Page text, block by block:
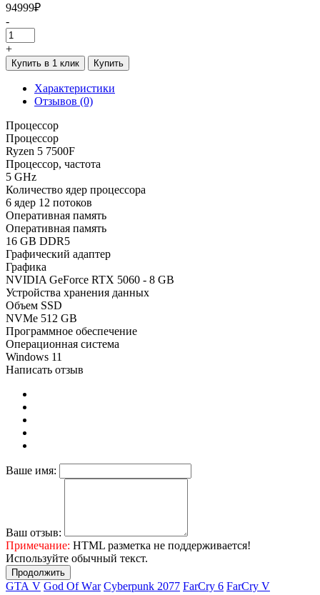
94999₽
-
+
Купить в 1 клик Купить
Характеристики
Отзывов (0)
Процессор
Процессор
Ryzen 5 7500F
Процессор, частота
5 GHz
Количество ядер процессора
6 ядер 12 потоков
Оперативная память
Оперативная память
16 GB DDR5
Графический адаптер
Графика
NVIDIA GeForce RTX 5060 - 8 GB
Устройства хранения данных
Объем SSD
NVMe 512 GB
Программное обеспечение
Операционная система
Windows 11
Написать отзыв
Ваше имя:
Ваш отзыв:
Примечание: HTML разметка не поддерживается!
Используйте обычный текст.
Продолжить
GТА V Gоd Оf Wаr Cyberpunk 2077 FаrСry 6 FarCry V